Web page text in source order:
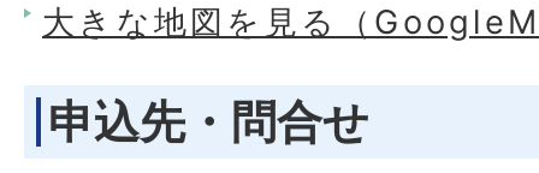
大きな地図を見る（
申込先・問合せ